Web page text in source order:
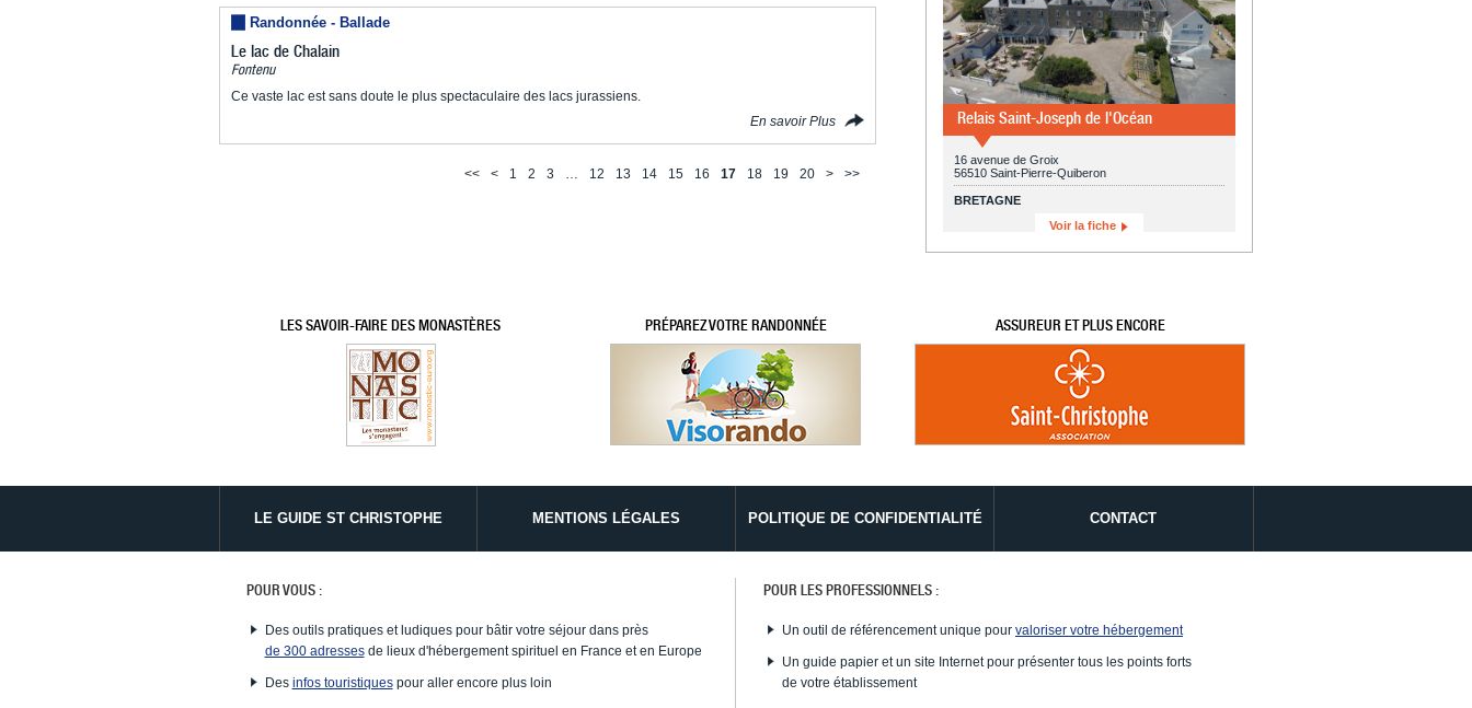
Randonnée - Ballade
Le lac de Chalain
Fontenu
Ce vaste lac est sans doute le plus spectaculaire des lacs jurassiens.
En savoir Plus
<< < 1 2 3 … 12 13 14 15 16 17 18 19 20 > >>
Relais Saint-Joseph de l'Océan
16 avenue de Groix
56510 Saint-Pierre-Quiberon
BRETAGNE
Voir la fiche
LES SAVOIR-FAIRE DES MONASTÈRES PRÉPAREZ VOTRE RANDONNÉE ASSUREUR ET PLUS ENCORE
LE GUIDE ST CHRISTOPHE MENTIONS LÉGALES POLITIQUE DE CONFIDENTIALITÉ CONTACT
POUR VOUS :
Des outils pratiques et ludiques pour bâtir votre séjour dans près
de 300 adressesde lieux d'hébergement spirituel en France et en Europe
Des infos touristiquespour aller encore plus loin
POUR LES PROFESSIONNELS :
Un outil de référencement unique pour valoriser votre hébergement
Un guide papier et un site Internet pour présenter tous les points forts
de votre établissement